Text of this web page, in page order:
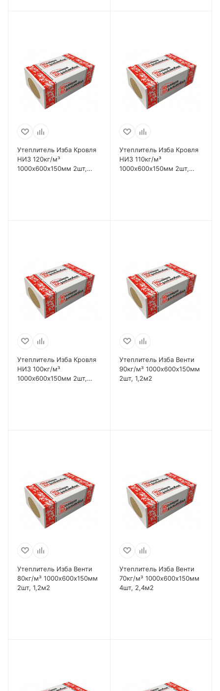
Утеплитель Изба Кровля
НИЗ 120кг/м³
1000х600х150мм 2шт,
Утеплитель Изба Кровля
НИЗ 110кг/м³
1000х600х150мм 2шт,
Утеплитель Изба Кровля
НИЗ 100кг/м³
1000х600х150мм 2шт,
Утеплитель Изба Венти
90кг/м³ 1000х600х150мм
2шт, 1,2м2
Утеплитель Изба Венти
80кг/м³ 1000х600х150мм
2шт, 1,2м2
Утеплитель Изба Венти
70кг/м³ 1000х600х150мм
4шт, 2,4м2